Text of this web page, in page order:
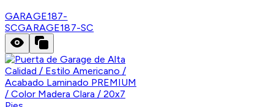
GARAGE187-
SCGARAGE187-SC